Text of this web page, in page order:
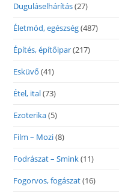
Duguláselhárítás(27)
Életmód, egészség(487)
Építés, építőipar(217)
Esküvő (41)
Étel, ital(73)
Ezoterika(5)
Film – Mozi(8)
Fodrászat – Smink(11)
Fogorvos, fogászat(16)